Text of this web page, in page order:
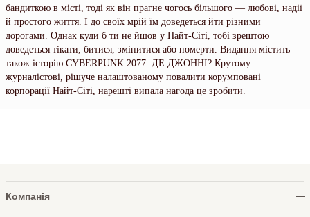
бандиткою в місті, тоді як він прагне чогось більшого — любові, надії
й простого життя. І до своїх мрій їм доведеться йти різними
дорогами. Однак куди б ти не йшов у Найт-Сіті, тобі зрештою
доведеться тікати, битися, змінитися або померти. Видання містить
також історію CYBERPUNK 2077. ДЕ ДЖОННІ? Крутому
журналістові, рішуче налаштованому повалити корумповані
корпорації Найт-Сіті, нарешті випала нагода це зробити.
Компанія